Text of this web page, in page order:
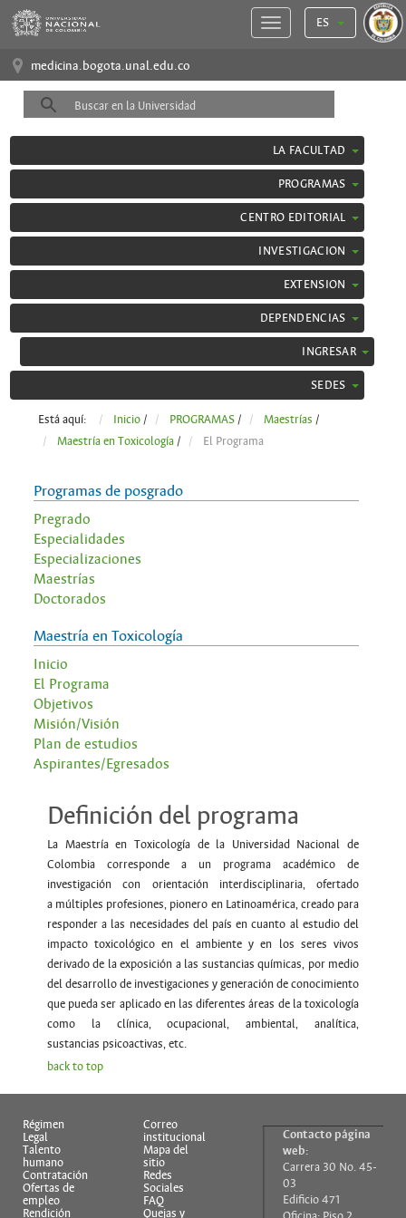
ES
medicina.bogota.unal.edu.co
LA FACULTAD
PROGRAMAS
CENTRO EDITORIAL
INVESTIGACION
EXTENSION
DEPENDENCIAS
INGRESAR
SEDES
Está aquí: Inicio / PROGRAMAS / Maestrías /
Maestría en Toxicología / El Programa
Programas de posgrado
Pregrado
Especialidades
Especializaciones
Maestrías
Doctorados
Maestría en Toxicología
Inicio
El Programa
Objetivos
Misión/Visión
Plan de estudios
Aspirantes/Egresados
Definición del programa
La Maestría en Toxicología de la Universidad Nacional de
Colombia corresponde a un programa académico de
investigación con orientación interdisciplinaria, ofertado
a múltiples profesiones, pionero en Latinoamérica, creado para
responder a las necesidades del país en cuanto al estudio del
impacto toxicológico en el ambiente y en los seres vivos
derivado de la exposición a las sustancias químicas, por medio
del desarrollo de investigaciones y generación de conocimiento
que pueda ser aplicado en las diferentes áreas de la toxicología
como la clínica, ocupacional, ambiental, analítica,
sustancias psicoactivas, etc.
back to top
Régimen
Legal
Talento
humano
Contratación
Ofertas de
empleo
Rendición
Correo
institucional
Mapa del
sitio
Redes
Sociales
FAQ
Quejas y
Contacto página
web:
Carrera 30 No. 45-
03
Edificio 471